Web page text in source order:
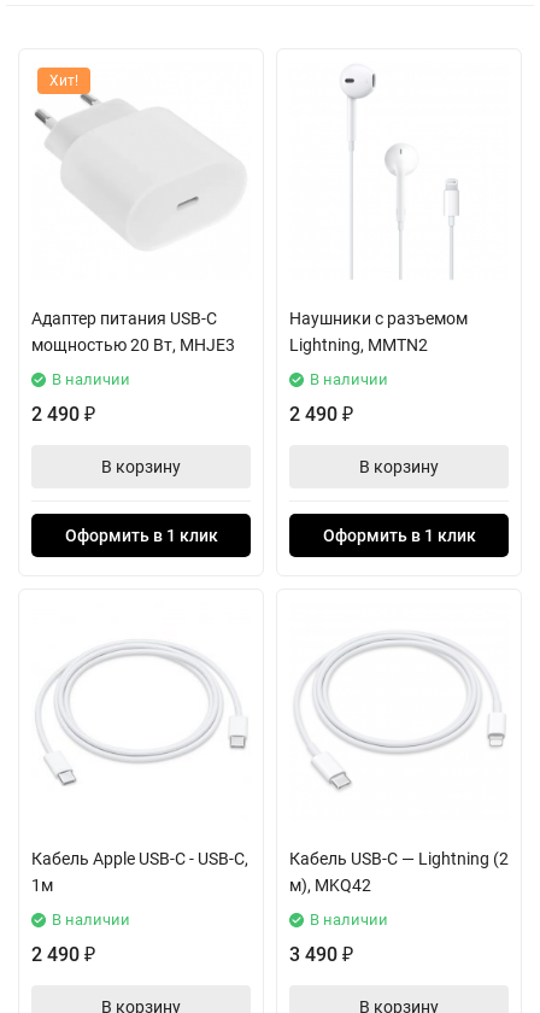
Хит!
Адаптер питания USB-C
мощностью 20 Вт, MHJE3
В наличии
2 490 ₽
В корзину
Оформить в 1 клик
Наушники с разъемом
Lightning, MMTN2
В наличии
2 490 ₽
В корзину
Оформить в 1 клик
Кабель Apple USB-C - USB-C,
1м
В наличии
2 490 ₽
В корзину
Кабель USB-C — Lightning (2
м), MKQ42
В наличии
3 490 ₽
В корзину